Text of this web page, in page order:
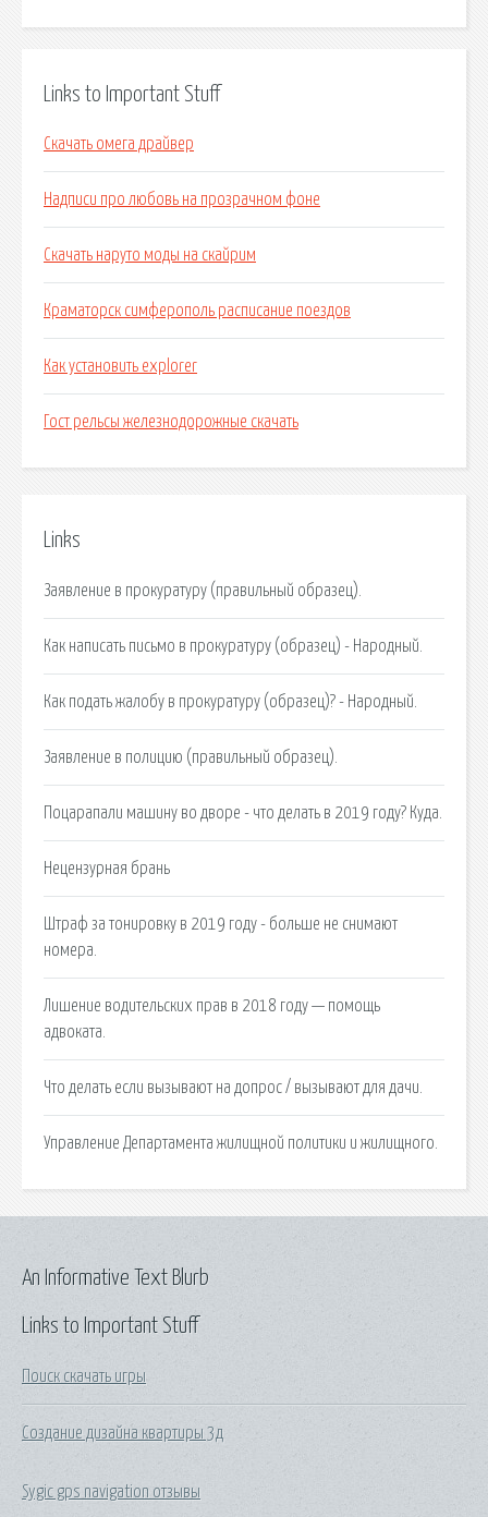
Links to Important Stuff
Скачать омега драйвер
Надписи про любовь на прозрачном фоне
Скачать наруто моды на скайрим
Краматорск симферополь расписание поездов
Как установить explorer
Гост рельсы железнодорожные скачать
Links
Заявление в прокуратуру (правильный образец).
Как написать письмо в прокуратуру (образец) - Народный.
Как подать жалобу в прокуратуру (образец)? - Народный.
Заявление в полицию (правильный образец).
Поцарапали машину во дворе - что делать в 2019 году? Куда.
Нецензурная брань
Штраф за тонировку в 2019 году - больше не снимают
номера.
Лишение водительских прав в 2018 году — помощь
адвоката.
Что делать если вызывают на допрос / вызывают для дачи.
Управление Департамента жилищной политики и жилищного.
Links to Important Stuff
Поиск скачать игры
Создание дизайна квартиры 3д
Sygic gps navigation отзывы
An Informative Text Blurb